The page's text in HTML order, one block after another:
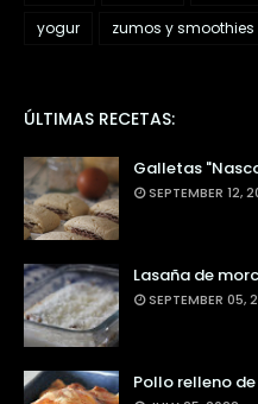
yogur
zumos y smoothies
ÚLTIMAS RECETAS:
Galletas
SEPTEMBER 12,
Lasaña de
SEPTEMBER 05,
Pollo relleno